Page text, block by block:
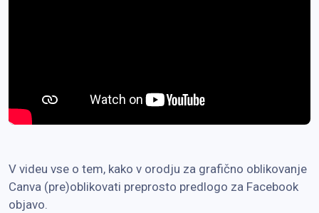
V videu vse o tem, kako v orodju za grafično oblikovanje
Canva (pre)oblikovati preprosto predlogo za Facebook
objavo.